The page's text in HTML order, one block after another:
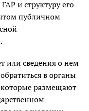
и структуру его
публичном
или сведения о нем
в органы
которые размещают